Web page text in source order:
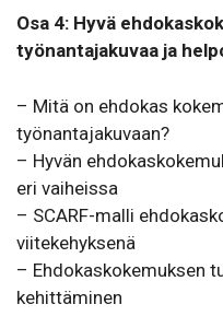
Osa 4: Hyvä
työnantajakuvaa ja
– Mitä on ehdokas
työnantajakuvaan?
– Hyvän
eri vaiheissa
– SCARF-malli
viitekehyksenä
– Ehdokaskokemuksen
kehittäminen